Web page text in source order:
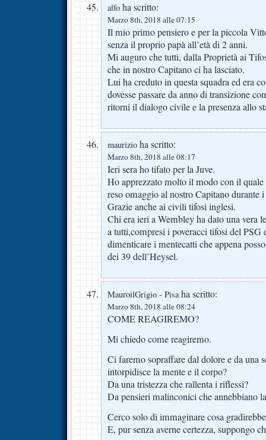
alfo ha scritto:
Marzo 8th, 2018 alle 07:15
Il mio primo pensiero e per la piccola
senza il proprio papà all’età di 2 anni.
Mi auguro che tutti, dalla Proprietà ai
che in nostro Capitano ci ha lasciato.
Lui ha creduto in questa squadra ed era
dovesse passare da anno di transizione
ritorni il dialogo civile e la presenza allo
maurizio ha scritto:
Marzo 8th, 2018 alle 08:17
Ieri sera ho tifato per la Juve.
Ho apprezzato molto il modo con il
reso omaggio al nostro Capitano durante
Grazie anche ai civili tifosi inglesi.
Chi era ieri a Wembley ha dato una vera
a tutti,compresi i poveracci tifosi del PSG
dimenticare i mentecatti che appena
dei 39 dell’Heysel.
MauroilGrigio - Pisaha scritto:
Marzo 8th, 2018 alle 08:24
COME REAGIREMO?
Mi chiedo come reagiremo.
Ci faremo sopraffare dal dolore e da una
intorpidisce la mente e il corpo?
Da una tristezza che rallenta i riflessi?
Da pensieri malinconici che annebbiano
Cerco solo di immaginare cosa
E, pur senza averne certezza, suppongo